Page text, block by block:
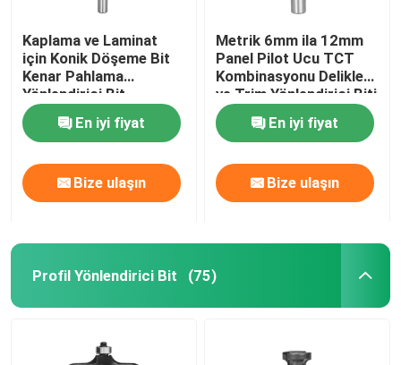
Kaplama ve Laminat
için Konik Döşeme Bit
Kenar Pahlama
Yönlendirici Bit
En iyi fiyat
Bize ulaşın
Metrik 6mm ila 12mm
Panel Pilot Ucu TCT
Kombinasyonu Delikleri
ve Trim Yönlendirici Biti
En iyi fiyat
Bize ulaşın
Profil Yönlendirici Bit (75)